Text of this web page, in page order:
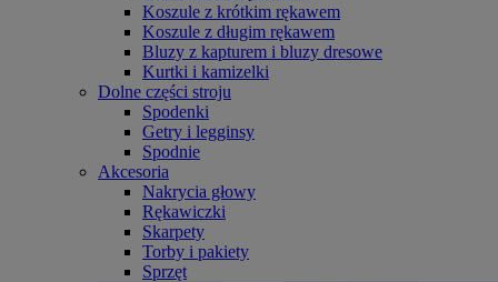
Koszule z krótkim rękawem
Koszule z długim rękawem
Bluzy z kapturem i bluzy dresowe
Kurtki i kamizelki
Dolne części stroju
Spodenki
Getry i legginsy
Spodnie
Akcesoria
Nakrycia głowy
Rękawiczki
Skarpety
Torby i pakiety
Sprzęt